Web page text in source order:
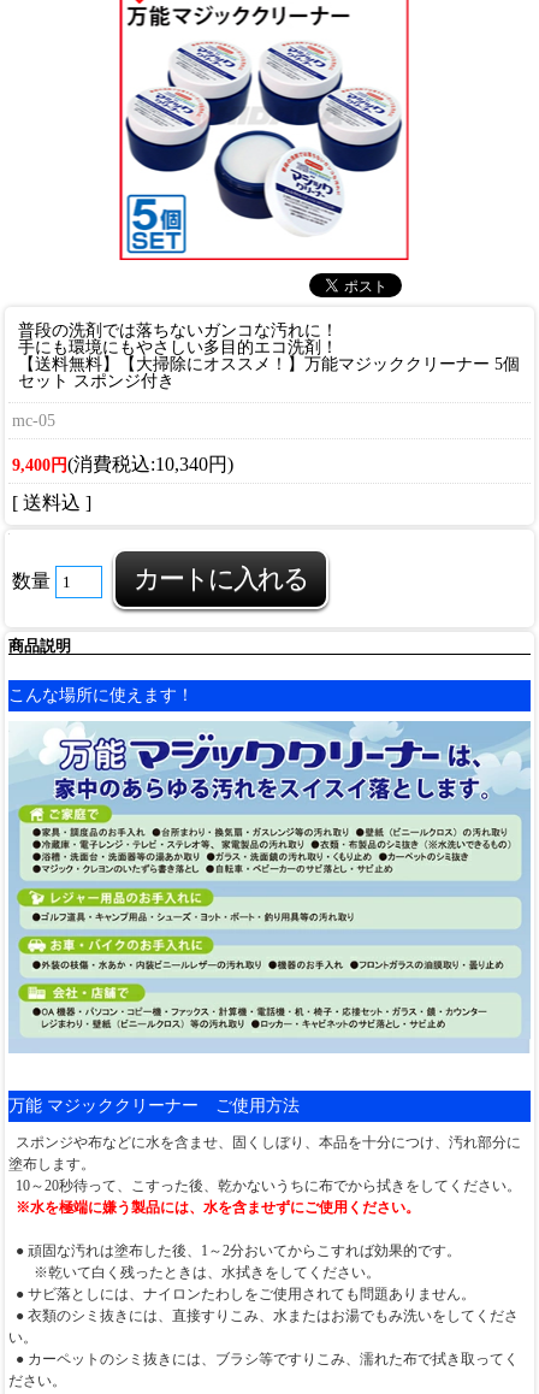
普段の洗剤では落ちないガンコな汚れに！
手にも環境にもやさしい多目的エコ洗剤！
【送料無料】【大掃除にオススメ！】万能マジッククリーナー 5個
セット スポンジ付き
mc-05
9,400円(消費税込:10,340円)
[ 送料込 ]
数量
商品説明
こんな場所に使えます！
万能 マジッククリーナー ご使用方法
スポンジや布などに水を含ませ、固くしぼり、本品を十分につけ、汚れ部分に
塗布します。
10～20秒待って、こすった後、乾かないうちに布でから拭きをしてください。
※水を極端に嫌う製品には、水を含ませずにご使用ください。
● 頑固な汚れは塗布した後、1～2分おいてからこすれば効果的です。
※乾いて白く残ったときは、水拭きをしてください。
● サビ落としには、ナイロンたわしをご使用されても問題ありません。
● 衣類のシミ抜きには、直接すりこみ、水またはお湯でもみ洗いをしてくださ
い。
● カーペットのシミ抜きには、ブラシ等ですりこみ、濡れた布で拭き取ってく
ださい。